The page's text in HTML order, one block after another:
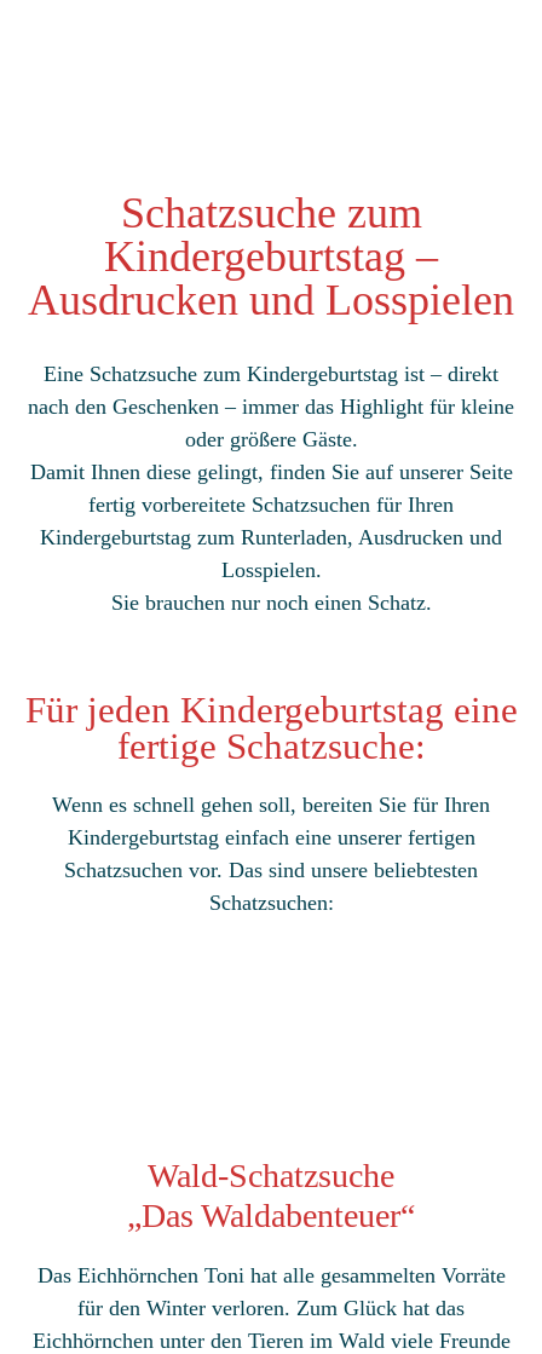
Schatzsuche zum
Kindergeburtstag –
Ausdrucken und Losspielen
Eine Schatzsuche zum Kindergeburtstag ist – direkt
nach den Geschenken – immer das Highlight für kleine
oder größere Gäste.
Damit Ihnen diese gelingt, finden Sie auf unserer Seite
fertig vorbereitete Schatzsuchen für Ihren
Kindergeburtstag zum Runterladen, Ausdrucken und
Losspielen.
Sie brauchen nur noch einen Schatz.
Für jeden Kindergeburtstag eine
fertige Schatzsuche:
Wenn es schnell gehen soll, bereiten Sie für Ihren
Kindergeburtstag einfach eine unserer fertigen
Schatzsuchen vor. Das sind unsere beliebtesten
Schatzsuchen:
Wald-Schatzsuche
„Das Waldabenteuer“
Das Eichhörnchen Toni hat alle gesammelten Vorräte
für den Winter verloren. Zum Glück hat das
Eichhörnchen unter den Tieren im Wald viele Freunde